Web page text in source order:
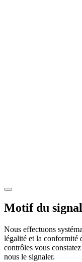
Motif du
Nous effectuons
légalité et la conformité
contrôles vous
nous le signaler.